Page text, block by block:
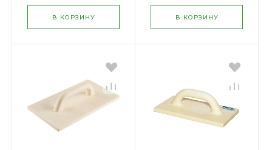
В КОРЗИНУ В КОРЗИНУ